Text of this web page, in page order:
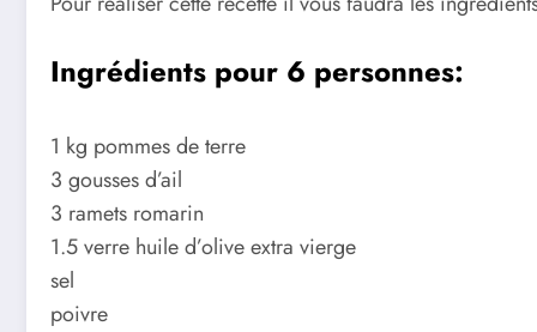
Ingrédients pour 6 personnes:
1 kg pommes de terre
3 gousses d’ail
3 ramets romarin
1.5 verre huile d’olive extra vierge
sel
poivre